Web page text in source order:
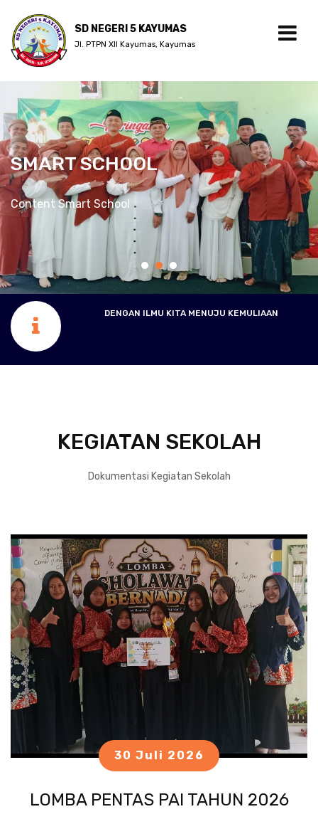
SD NEGERI 5 KAYUMAS
Jl. PTPN XII Kayumas, Kayumas
SMART SCHOOL
Content Smart School
DENGAN ILMU KITA MENUJU KEMULIAAN
KEGIATAN SEKOLAH
Dokumentasi Kegiatan Sekolah
30 Juli 2026
LOMBA PENTAS PAI TAHUN 2026